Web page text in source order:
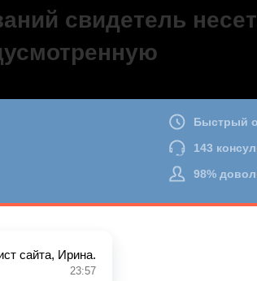
свидетель несет